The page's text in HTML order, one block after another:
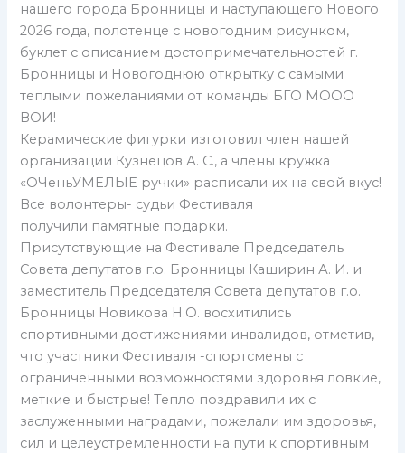
нашего города Бронницы и наступающего Нового
2026 года, полотенце с новогодним рисунком,
буклет с описанием достопримечательностей г.
Бронницы и Новогоднюю открытку с самыми
теплыми пожеланиями от команды БГО МООО
ВОИ!
Керамические фигурки изготовил член нашей
организации Кузнецов А. С., а члены кружка
«ОЧеньУМЕЛЫЕ ручки» расписали их на свой вкус!
Все волонтеры- судьи Фестиваля
получили памятные подарки.
Присутствующие на Фестивале Председатель
Совета депутатов г.о. Бронницы Каширин А. И. и
заместитель Председателя Совета депутатов г.о.
Бронницы Новикова Н.О. восхитились
спортивными достижениями инвалидов, отметив,
что участники Фестиваля -спортсмены с
ограниченными возможностями здоровья ловкие,
меткие и быстрые! Тепло поздравили их с
заслуженными наградами, пожелали им здоровья,
сил и целеустремленности на пути к спортивным